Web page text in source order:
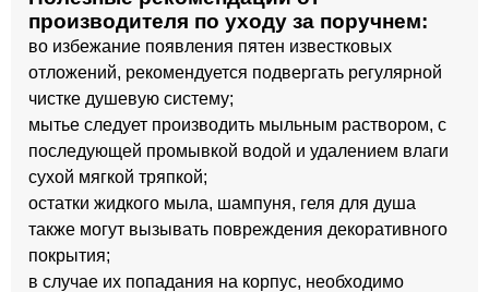
производителя по уходу за поручнем:
во избежание появления пятен известковых
отложений, рекомендуется подвергать регулярной
чистке душевую систему;
мытье следует производить мыльным раствором, с
последующей промывкой водой и удалением влаги
сухой мягкой тряпкой;
остатки жидкого мыла, шампуня, геля для душа
также могут вызывать повреждения декоративного
покрытия;
в случае их попадания на корпус, необходимо